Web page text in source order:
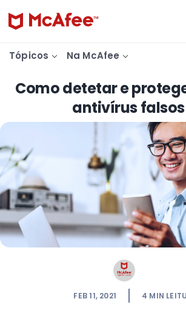
Tópicos Na McAfee
Como detetar e
antivírus falsos
FEB 11, 2021 4 MIN